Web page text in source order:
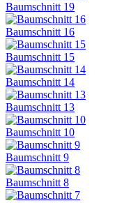
Baumschnitt 19
Baumschnitt 16
Baumschnitt 15
Baumschnitt 14
Baumschnitt 13
Baumschnitt 10
Baumschnitt 9
Baumschnitt 8